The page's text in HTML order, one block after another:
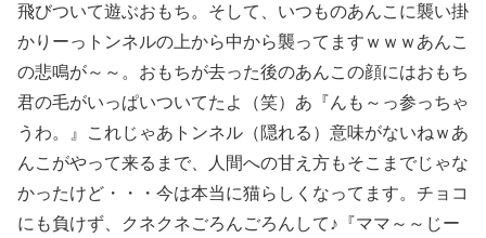
飛びついて遊ぶおもち。そして、いつものあんこに襲い掛
かりーっトンネルの上から中から襲ってますｗｗｗあんこ
の悲鳴が～～。おもちが去った後のあんこの顔にはおもち
君の毛がいっぱいついてたよ（笑）あ『んも～っ参っちゃ
うわ。』これじゃあトンネル（隠れる）意味がないねｗあ
んこがやって来るまで、人間への甘え方もそこまでじゃな
かったけど・・・今は本当に猫らしくなってます。チョコ
にも負けず、クネクネごろんごろんして♪『ママ～～じー